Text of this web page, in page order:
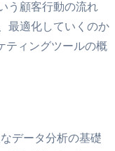
顧客行動の流れ
最適化していくのか
ティングツールの概
データ分析の基礎